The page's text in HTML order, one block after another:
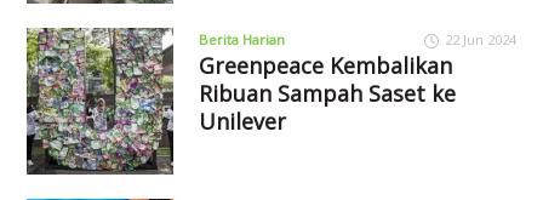
Berita Harian 22 Jun 2024
Greenpeace Kembalikan
Ribuan Sampah Saset ke
Unilever